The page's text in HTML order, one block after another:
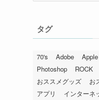
ータグ
70's Adobe
Photoshop
ROCK
おススメグッズ
お
アプリ
インターネ